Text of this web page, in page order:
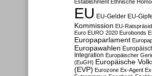
Establishment Ethnische
EU EU-Gelder EU-
Kommission EU-
Euro EURO 2020 Eurobonds
Europaparlament
Europawahlen
Integration Europäischer
(EuGH) Europäische
(EVP) Eurozone Ex-Agent